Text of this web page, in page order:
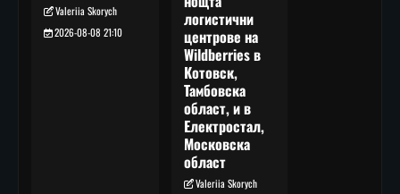
Valeriia Skorych
2026-08-08 21:10
логистични
центрове на
Wildberries в
Котовск,
Тамбовска
област, и в
Електростал,
Московска
област
Valeriia Skorych